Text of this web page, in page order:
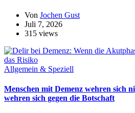
Von Jochen Gust
Juli 7, 2026
315 views
Allgemein & Speziell
Menschen mit Demenz wehren sich
wehren sich gegen die Botschaft